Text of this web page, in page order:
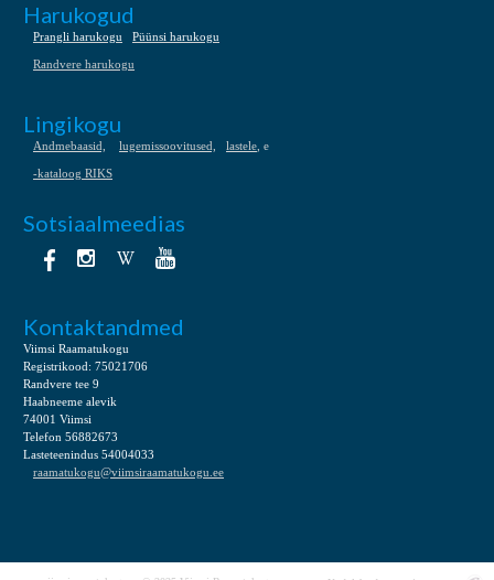
Harukogud
Prangli harukogu Püünsi harukogu
Randvere harukogu
Lingikogu
Andmebaasid, lugemissoovitused, lastele , e
-kataloog RIKS
Sotsiaalmeedias
Kontaktandmed
Viimsi Raamatukogu
Registrikood: 75021706
Randvere tee 9
Haabneeme alevik
74001 Viimsi
Telefon 56882673
Lasteteenindus 54004033
raamatukogu@viimsiraamatukogu.ee